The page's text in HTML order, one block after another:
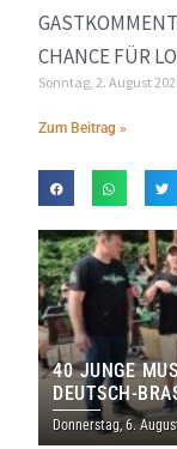
CHANCE FÜR
Sonntag, 2. August
Zum Beitrag »
40 JUNGE
DEUTSCH-
THOLEY
Donnerstag, 6.